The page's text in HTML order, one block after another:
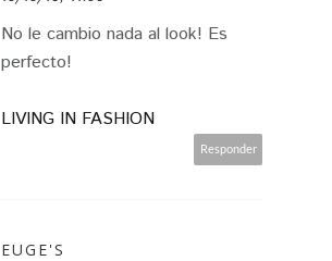
No le cambio nada al look! Es
perfecto!
LIVING IN FASHION
Responder
EUGE'S